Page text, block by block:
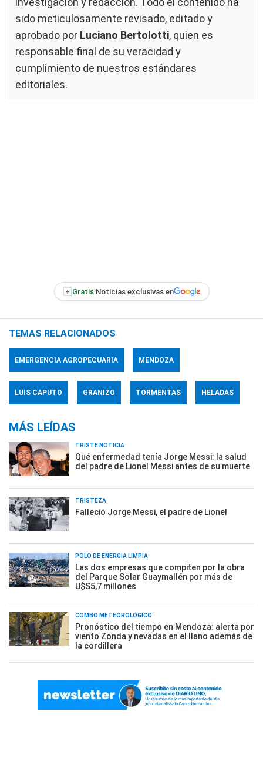
sido meticulosamente revisado, editado y
aprobado por Luciano Bertolotti, quien es
responsable final de su veracidad y
cumplimiento de nuestros estándares
editoriales.
+ Gratis:Noticias exclusivas en
TEMAS RELACIONADOS
EMERGENCIA AGROPECUARIA MENDOZA
LUIS CAPUTO GRANIZO TORMENTAS HELADAS
MÁS LEÍDAS
TRISTE NOTICIA
Qué enfermedad tenía Jorge Messi: la salud
del padre de Lionel Messi antes de su muerte
TRISTEZA
Falleció Jorge Messi, el padre de Lionel
POLO DE ENERGÍA LIMPIA
Las dos empresas que compiten por la obra
del Parque Solar Guaymallén por más de
U$S5,7 millones
COMBO METEOROLÓGICO
Pronóstico del tiempo en Mendoza: alerta por
viento Zonda y nevadas en el llano además de
la cordillera